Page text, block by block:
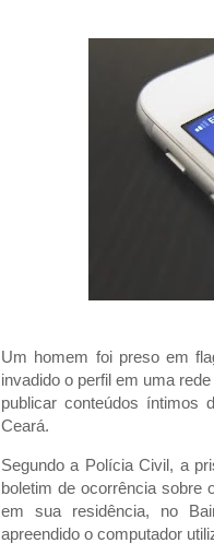
Um homem foi preso em
invadido o perfil em uma
publicar conteúdos íntimos
Ceará.
Segundo a Polícia Civil, a
boletim de ocorrência sobre
em sua residência, no
apreendido o computador